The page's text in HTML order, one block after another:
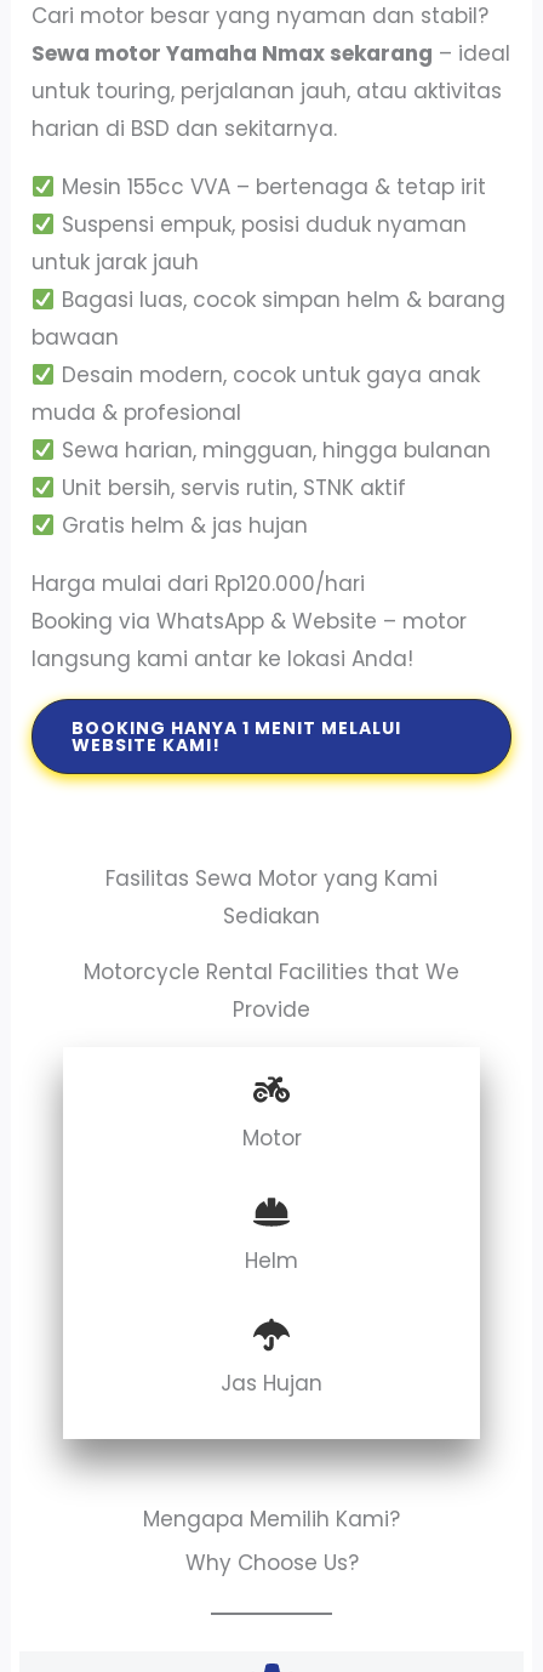
Cari motor besar yang nyaman dan stabil?
Sewa motor Yamaha Nmax sekarang – ideal
untuk touring, perjalanan jauh, atau aktivitas
harian di BSD dan sekitarnya.
Mesin 155cc VVA – bertenaga & tetap irit
Suspensi empuk, posisi duduk nyaman
untuk jarak jauh
Bagasi luas, cocok simpan helm & barang
bawaan
Desain modern, cocok untuk gaya anak
muda & profesional
Sewa harian, mingguan, hingga bulanan
Unit bersih, servis rutin, STNK aktif
Gratis helm & jas hujan
Harga mulai dari Rp120.000/hari
Booking via WhatsApp & Website – motor
langsung kami antar ke lokasi Anda!
BOOKING HANYA 1 MENIT MELALUI
WEBSITE KAMI!
Fasilitas Sewa Motor yang Kami
Sediakan
Motorcycle Rental Facilities that We
Provide
Motor
Helm
Jas Hujan
Mengapa Memilih Kami?
Why Choose Us?